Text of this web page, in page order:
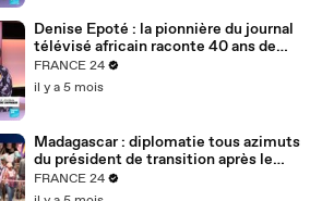
Denise Epoté : la pionnière du journal
télévisé africain raconte 40 ans de
carrière
FRANCE 24
il y a 5 mois
Madagascar : diplomatie tous azimuts
du président de transition après le
putsch
FRANCE 24